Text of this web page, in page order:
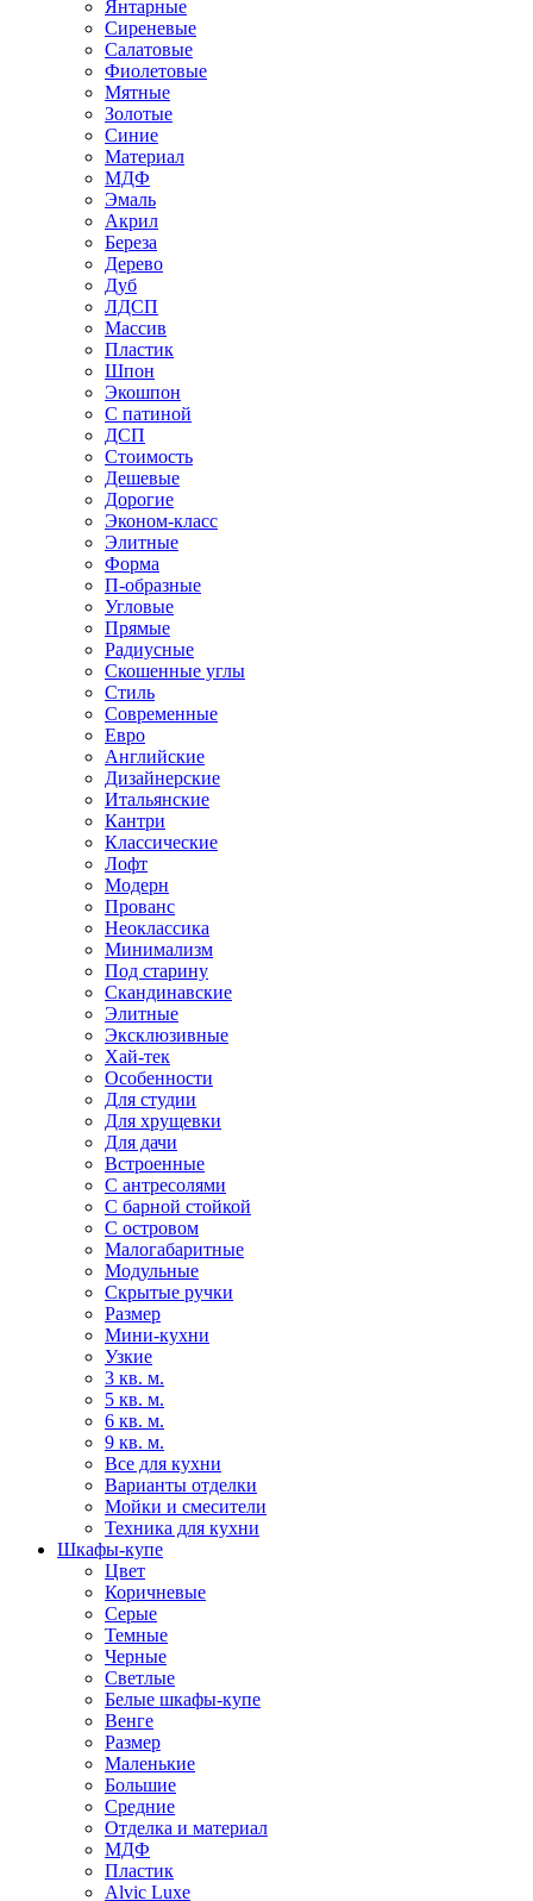
Янтарные
Сиреневые
Салатовые
Фиолетовые
Мятные
Золотые
Синие
Материал
МДФ
Эмаль
Акрил
Береза
Дерево
Дуб
ЛДСП
Массив
Пластик
Шпон
Экошпон
С патиной
ДСП
Стоимость
Дешевые
Дорогие
Эконом-класс
Элитные
Форма
П-образные
Угловые
Прямые
Радиусные
Скошенные углы
Стиль
Современные
Евро
Английские
Дизайнерские
Итальянские
Кантри
Классические
Лофт
Модерн
Прованс
Неоклассика
Минимализм
Под старину
Скандинавские
Элитные
Эксклюзивные
Хай-тек
Особенности
Для студии
Для хрущевки
Для дачи
Встроенные
С антресолями
С барной стойкой
С островом
Малогабаритные
Модульные
Скрытые ручки
Размер
Мини-кухни
Узкие
3 кв. м.
5 кв. м.
6 кв. м.
9 кв. м.
Все для кухни
Варианты отделки
Мойки и смесители
Техника для кухни
Шкафы-купе
Цвет
Коричневые
Серые
Темные
Черные
Светлые
Белые шкафы-купе
Венге
Размер
Маленькие
Большие
Средние
Отделка и материал
МДФ
Пластик
Alvic Luxe